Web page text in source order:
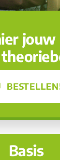
jouw
Basis